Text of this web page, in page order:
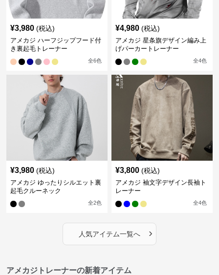
¥3,980 (税込)
アメカジ ハーフジップフード付
き裏起毛トレーナー
全6色
¥4,980 (税込)
アメカジ 星条旗デザイン編み上
げパーカートレーナー
全4色
¥3,980 (税込)
アメカジ ゆったりシルエット裏
起毛クルーネック
全2色
¥3,800 (税込)
アメカジ 袖文字デザイン長袖ト
レーナー
全4色
人気アイテム一覧へ ›
アメカジトレーナーの新着アイテム